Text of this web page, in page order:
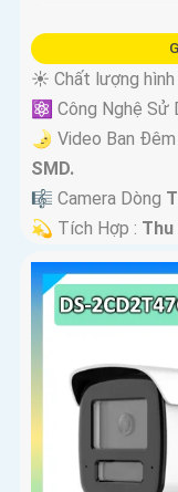
☀️ Chất lượng hình
⚛️ Công Nghệ Sử
🌛 Video Ban Đêm
SMD.
🎼️ Camera Dòng
️💫 Tích Hợp : Thu